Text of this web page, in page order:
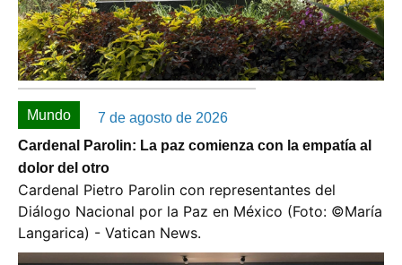
Mundo
7 de agosto de 2026
Cardenal Parolin: La paz comienza con la empatía al
dolor del otro
Cardenal Pietro Parolin con representantes del
Diálogo Nacional por la Paz en México (Foto: ©️María
Langarica) - Vatican News.